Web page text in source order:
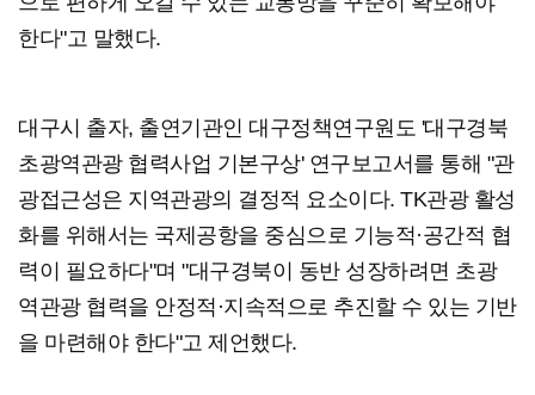
한다"고 말했다.
대구시 출자, 출연기관인 대구정책연구원도 '대구경북
초광역관광 협력사업 기본구상' 연구보고서를 통해 "관
광접근성은 지역관광의 결정적 요소이다. TK관광 활성
화를 위해서는 국제공항을 중심으로 기능적·공간적 협
력이 필요하다"며 "대구경북이 동반 성장하려면 초광
역관광 협력을 안정적·지속적으로 추진할 수 있는 기반
을 마련해야 한다"고 제언했다.